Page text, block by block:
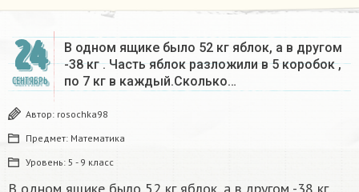
24
СЕНТЯБРЬ
В одном ящике было 52 кг яблок, а в другом
-38 кг . Часть яблок разложили в 5 коробок ,
по 7 кг в каждый.Сколько…
Автор: rosochka98
Предмет: Математика
Уровень: 5 - 9 класс